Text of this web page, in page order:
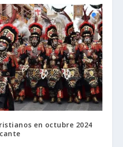
en octubre 2024